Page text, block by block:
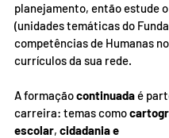
planejamento, então estude
(unidades temáticas do
competências de Humanas
currículos da sua rede.
A formação continuada é
carreira: temas como
escolar, cidadania e